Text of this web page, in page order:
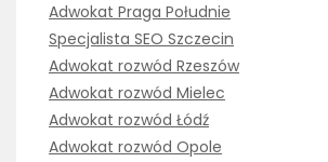
Adwokat Praga Południe
Specjalista SEO Szczecin
Adwokat rozwód Rzeszów
Adwokat rozwód Mielec
Adwokat rozwód Łódź
Adwokat rozwód Opole